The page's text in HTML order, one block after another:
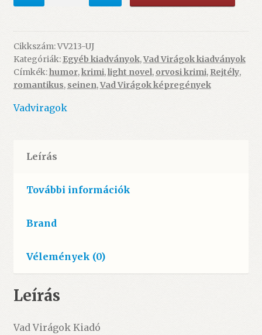
2.
(Light
novel)
-
ÚJ
mennyiség
Cikkszám:VV213-UJ
Kategóriák: Egyéb kiadványok,Vad Virágok kiadványok
Címkék:humor,krimi,light novel, orvosi krimi, Rejtély,
romantikus, seinen,Vad Virágok képregények
Vadviragok
Leírás
További információk
Brand
Vélemények (0)
Leírás
Vad Virágok Kiadó